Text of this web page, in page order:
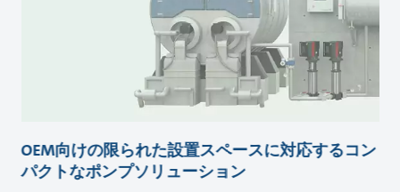
OEM向けの限られた設置スペースに対応するコン
パクトなポンプソリューション